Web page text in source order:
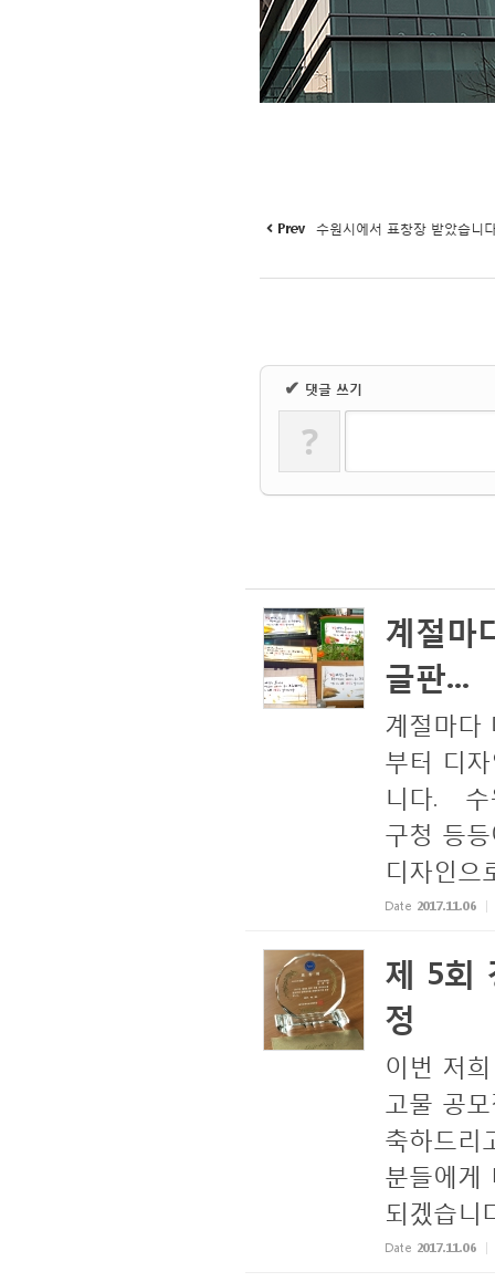
Prev 수원시에서 표창장 받았습니
✔ 댓글 쓰기
?
계절마
글판...
계절마다
부터 디
니다. 수
구청 등
디자인으
Date 2017.11.06
제 5회
정
이번 저
고물 공
축하드리
분들에게
되겠습
Date 2017.11.06